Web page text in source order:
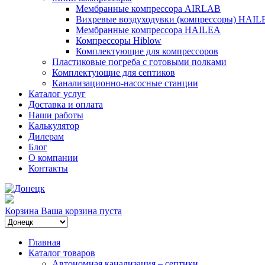
Мембранные компрессора AIRLAB
Вихревые воздуходувки (компрессоры)
Мембранные компрессора HAILEA
Компрессоры Hiblow
Комплектующие для компрессоров
Пластиковые погреба с готовыми полками
Комплектующие для септиков
Канализационно-насосные станции
Каталог услуг
Доставка и оплата
Наши работы
Калькулятор
Дилерам
Блог
О компании
Контакты
Корзина Ваша корзина пуста
Главная
Каталог товаров